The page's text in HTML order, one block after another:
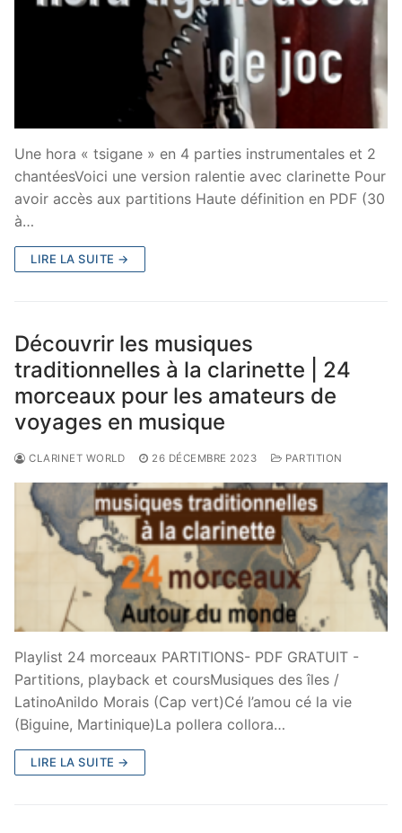
Une hora « tsigane » en 4 parties instrumentales et 2
chantéesVoici une version ralentie avec clarinette Pour
avoir accès aux partitions Haute définition en PDF (30
à…
LIRE LA SUITE →
Découvrir les musiques
traditionnelles à la clarinette | 24
morceaux pour les amateurs de
voyages en musique
CLARINET WORLD 26 DÉCEMBRE 2023 PARTITION
Playlist 24 morceaux PARTITIONS- PDF GRATUIT -
Partitions, playback et coursMusiques des îles /
LatinoAnildo Morais (Cap vert)Cé l’amou cé la vie
(Biguine, Martinique)La pollera collora…
LIRE LA SUITE →